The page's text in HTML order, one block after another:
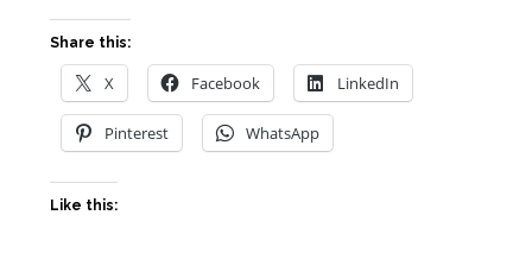
Share this:
X Facebook LinkedIn
Pinterest WhatsApp
Like this: